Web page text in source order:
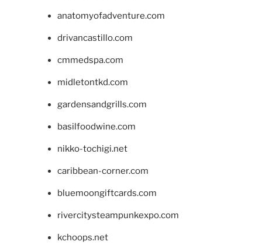
anatomyofadventure.com
drivancastillo.com
cmmedspa.com
midletontkd.com
gardensandgrills.com
basilfoodwine.com
nikko-tochigi.net
caribbean-corner.com
bluemoongiftcards.com
rivercitysteampunkexpo.com
kchoops.net